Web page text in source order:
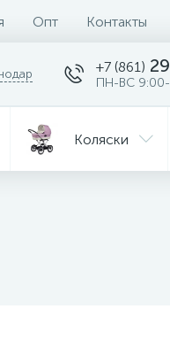
Опт Контакты
+7 (861)
ПН-ВС
Коляски